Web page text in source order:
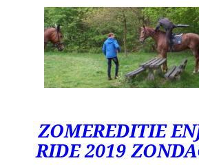
ZOMEREDITIE
RIDE 2019